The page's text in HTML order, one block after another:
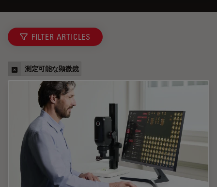
FILTER ARTICLES
測定可能な顕微鏡